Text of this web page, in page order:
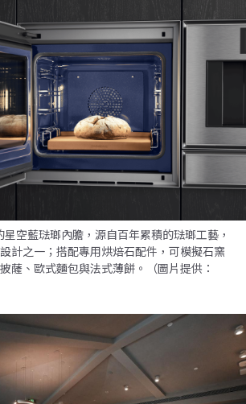
星空藍琺瑯內膽，源自百年累積的琺瑯工藝，
計之一；搭配專用烘焙石配件，可模擬石窯
薩、歐式麵包與法式薄餅。（圖片提供：